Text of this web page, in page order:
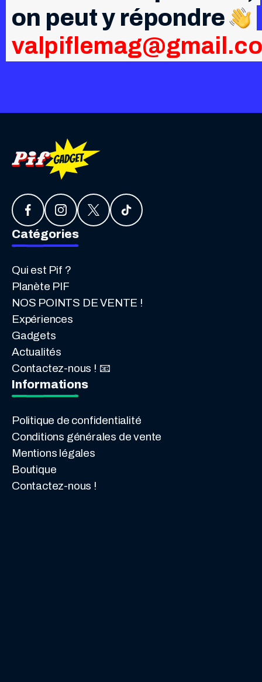
on peut y répondre
Catégories
Qui est Pif ?
Planète PIF
NOS POINTS DE VENTE !
Expériences
Gadgets
Actualités
Contactez-nous ! 📧
Informations
Politique de confidentialité
Conditions générales de vente
Mentions légales
Boutique
Contactez-nous !